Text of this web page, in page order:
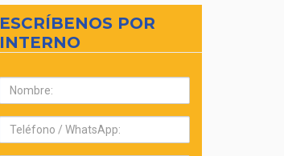
ESCRÍBENOS POR
INTERNO
Nombre:
Teléfono: